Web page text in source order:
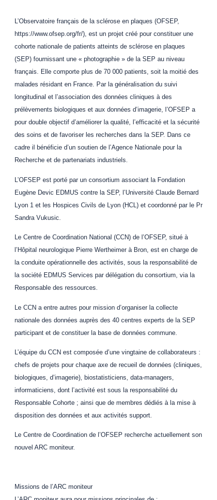
L’Observatoire français de la sclérose en plaques (OFSEP,
https://www.ofsep.org/fr/), est un projet créé pour constituer une
cohorte nationale de patients atteints de sclérose en plaques
(SEP) fournissant une « photographie » de la SEP au niveau
français. Elle comporte plus de 70 000 patients, soit la moitié des
malades résidant en France. Par la généralisation du suivi
longitudinal et l’association des données cliniques à des
prélèvements biologiques et aux données d’imagerie, l’OFSEP a
pour double objectif d’améliorer la qualité, l’efficacité et la sécurité
des soins et de favoriser les recherches dans la SEP. Dans ce
cadre il bénéficie d’un soutien de l’Agence Nationale pour la
Recherche et de partenariats industriels.
L’OFSEP est porté par un consortium associant la Fondation
Eugène Devic EDMUS contre la SEP, l’Université Claude Bernard
Lyon 1 et les Hospices Civils de Lyon (HCL) et coordonné par le Pr
Sandra Vukusic.
Le Centre de Coordination National (CCN) de l’OFSEP, situé à
l’Hôpital neurologique Pierre Wertheimer à Bron, est en charge de
la conduite opérationnelle des activités, sous la responsabilité de
la société EDMUS Services par délégation du consortium, via la
Responsable des ressources.
Le CCN a entre autres pour mission d’organiser la collecte
nationale des données auprès des 40 centres experts de la SEP
participant et de constituer la base de données commune.
L’équipe du CCN est composée d’une vingtaine de collaborateurs :
chefs de projets pour chaque axe de recueil de données (cliniques,
biologiques, d’imagerie), biostatisticiens, data-managers,
informaticiens, dont l’activité est sous la responsabilité du
Responsable Cohorte ; ainsi que de membres dédiés à la mise à
disposition des données et aux activités support.
Le Centre de Coordination de l’OFSEP recherche actuellement son
nouvel ARC moniteur.
Missions de l’ARC moniteur